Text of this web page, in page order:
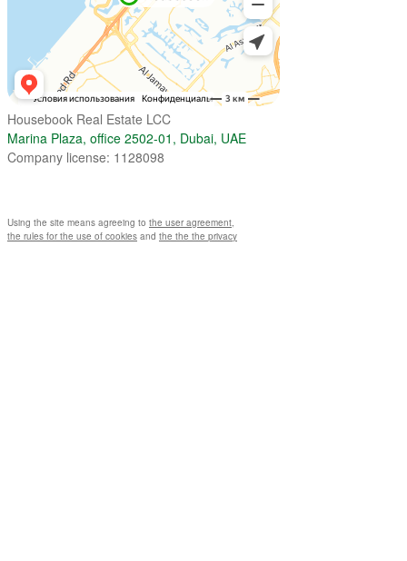
Housebook Real Estate LCC
Marina Plaza, office 2502-01, Dubai, UAE
Company license: 1128098
Using the site means agreeing to the user agreement,
the rules for the use of cookies and the the the privacy